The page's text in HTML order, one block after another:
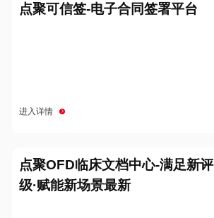
点聚可信签-电子合同签署平台
进入详情
点聚OFD临床文档中心-满足新评
级·赋能新场景最新